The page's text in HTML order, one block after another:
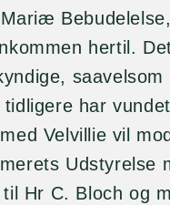
hertil.
saavelsom
har
Velvillie vil
Udstyrelse
Hr C. Bloch og